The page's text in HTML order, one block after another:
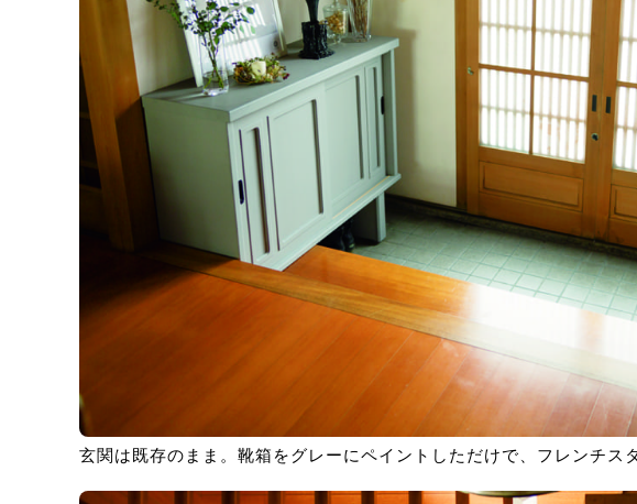
玄関は既存のまま。靴箱をグレーにペイントしただけで、フレンチス